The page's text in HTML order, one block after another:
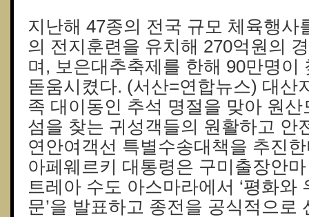
지난해 47종의 전국 규모 체육행사
의 전지훈련을 유치해 270억원의
며, 보은대추축제를 한해 90만명이
돋움시켰다. (서산=연합뉴스) 대산
족 대이동인 추석 명절을 맞아 원
섬을 찾는 귀성객들의 원활하고 안
연안여객선 특별수송대책을 추진
아페웨르키 대통령은 구미출장안
트레아 수도 아스마라에서 ‘평화와
문’을 발표하고 종전을 공식적으로